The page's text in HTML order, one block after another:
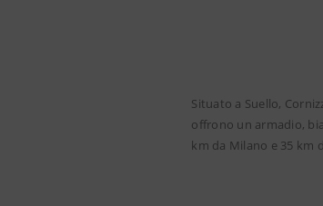
Situato a Suello,
offrono un armadio,
km da Milano e 35 km